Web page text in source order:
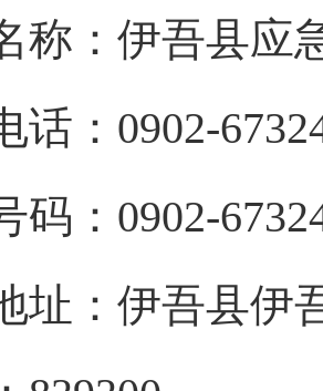
称：伊吾县应
话： 0902-
码： 0902-
址：伊吾县伊